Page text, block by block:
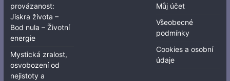
provázanost:
Jiskra života –
Bod nula – Životní
energie
Mystická zralost,
osvobození od
nejistoty a
Můj účet
Všeobecné
podmínky
Cookies a osobní
údaje